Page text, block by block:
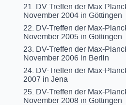
21. DV-Treffen der Max-
November 2004 in Göttingen
22. DV-Treffen der Max-
November 2005 in Göttingen
23. DV-Treffen der Max-
November 2006 in Berlin
24. DV-Treffen der Max-
2007 in Jena
25. DV-Treffen der Max-
November 2008 in Göttingen